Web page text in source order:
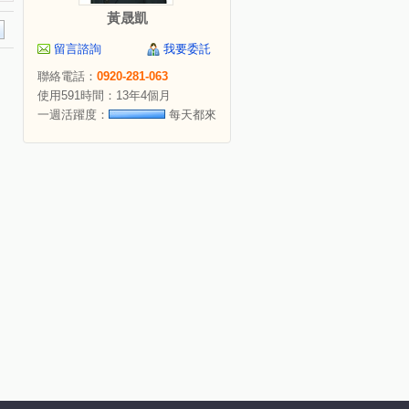
黃晟凱
留言諮詢
我要委託
聯絡電話： 0920-281-063
使用591時間：13年4個月
一週活躍度：
每天都來